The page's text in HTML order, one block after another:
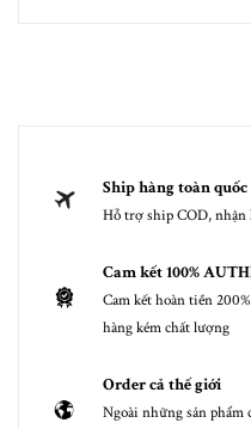
Ship hàng toàn quốc
Hỗ trợ ship COD, nhận
Cam kết 100%
Cam kết hoàn tiền
hàng kém chất lượng
Order cả thế giới
Ngoài những sản phẩm